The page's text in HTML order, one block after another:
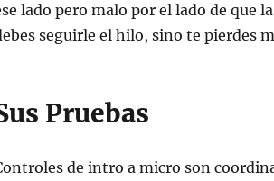
lado pero malo por el lado de que
seguirle el hilo, sino te pierdes
Pruebas
de intro a micro son